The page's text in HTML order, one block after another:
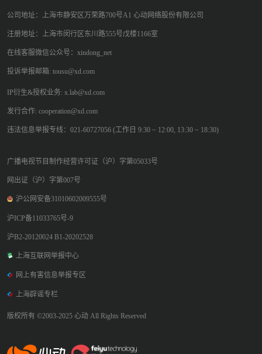
公司地址：上海市静安区万荣路700号A1 心动网络股份有限公司
注册地址：上海市闵行区东川路555号戊楼1166室
在线客服微信公众号：xindong_net
投诉举报邮箱: tousu@xd.com
IP衍生&授权业务: x.lab@xd.com
发行合作: cooperation@xd.com
违法信息举报专线：021-60727056 (工作日 9:30 ~ 12:00, 13:30 ~ 18:30)
广播电视节目制作经营许可证（沪）字第05033号
网出证（沪）字第007号
沪公网安备31010602009555号
沪ICP备11033765号-9
沪B2-20120024 B1-20202528
上海互联网举报中心
网上有害信息举报专区
上海辟谣专栏
版权所有 ©2003-2025 心动 All Rights Reserved
心动网络